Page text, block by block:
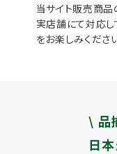
当サイト販売商品
実店舗にて対応し
をお楽しみくださ
\ 品
日